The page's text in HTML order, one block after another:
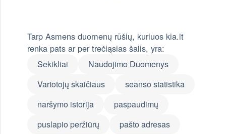
Tarp Asmens duomenų rūšių, kuriuos kia.lt
renka pats ar per trečiąsias šalis, yra:
Sekikliai
Naudojimo Duomenys
Vartotojų skaičiaus
seanso statistika
naršymo istorija
paspaudimų
puslapio peržiūrų
pašto adresas